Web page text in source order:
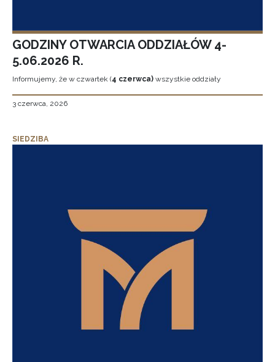
GODZINY OTWARCIA ODDZIAŁÓW 4-
5.06.2026 R.
Informujemy, że w czwartek (4 czerwca) wszystkie oddziały
3 czerwca, 2026
SIEDZIBA